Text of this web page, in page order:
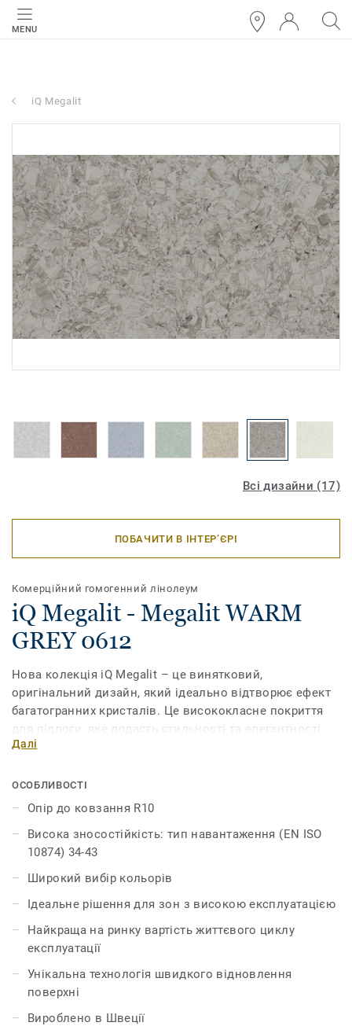
MENU
iQ Megalit
Всі дизайни (17)
ПОБАЧИТИ В ІНТЕР’ЄРІ
Комерційний гомогенний лінолеум
iQ Megalit - Megalit WARM
GREY 0612
Нова колекція іQ Megalit – це винятковий,
оригінальний дизайн, який ідеально відтворює ефект
багатогранних кристалів. Це висококласне покриття
для підлоги, яке додасть стильності та елегантності
будь-якому інтер'єру. Наразі іQ Megalit випускається з
Далі
ОСОБЛИВОСТІ
Опір до ковзання R10
Висока зносостійкість: тип навантаження (EN ISO
10874) 34-43
Широкий вибір кольорів
Ідеальне рішення для зон з високою експлуатацією
Найкраща на ринку вартість життєвого циклу
експлуатації
Унікальна технологія швидкого відновлення
поверхні
Вироблено в Швеції